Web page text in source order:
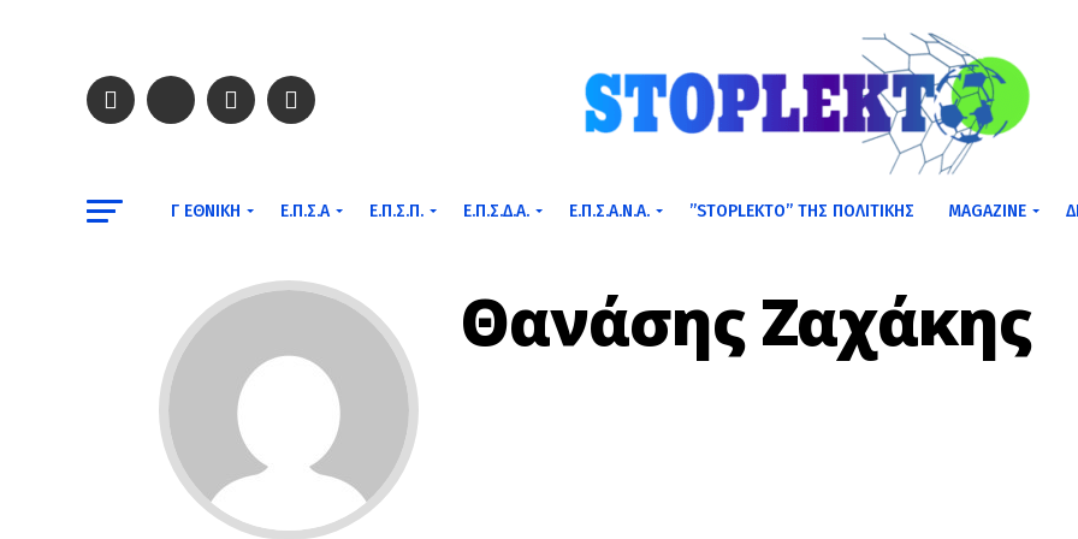
Γ ΕΘΝΙΚΉ Ε.Π.Σ.Α Ε.Π.Σ.Π. Ε.Π.Σ.Δ.Α. Ε.Π.Σ.Α.Ν.Α. ”STOPLEKTO” ΤΗΣ ΠΟΛΙΤΙΚΗΣ MAGAZINE
Θανάσης Ζαχάκης